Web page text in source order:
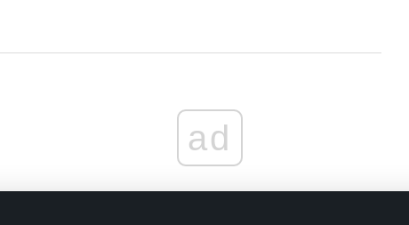
ad